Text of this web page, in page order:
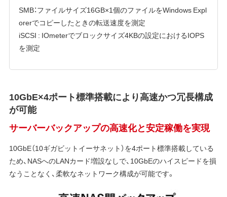
SMB：ファイルサイズ16GB×1個のファイルをWindows Expl
orerでコピーしたときの転送速度を測定
iSCSI : IOmeterでブロックサイズ4KBの設定におけるIOPS
を測定
10GbE×4ポート標準搭載により高速かつ冗長構成
が可能
サーバーバックアップの高速化と安定稼働を実現
10GbE（10ギガビットイーサネット）を4ポート標準搭載している
ため、NASへのLANカード増設なしで、10GbEのハイスピードを損
なうことなく、柔軟なネットワーク構成が可能です。